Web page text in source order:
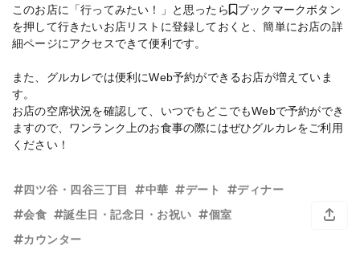
このお店に「行ってみたい！」と思ったら
ブックマークボタン
を押して行きたいお店リストに登録しておくと、簡単にお店の詳
細ページにアクセスできて便利です。
また、グルカレでは便利にWeb予約ができるお店が増えていま
す。
お店の空席状況を確認して、いつでもどこでもWebで予約ができ
ますので、ワンランク上のお食事の際にはぜひグルカレをご利用
ください！
四ツ谷・四谷三丁目 中華 デート
ディナー
会食
誕生日・記念日・お祝い
個室
カウンター